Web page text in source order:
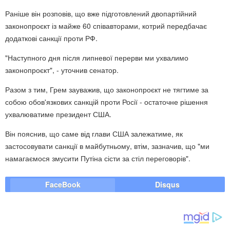
Раніше він розповів, що вже підготовлений двопартійний
законопроєкт із майже 60 співавторами, котрий передбачає
додаткові санкції проти РФ.
"Наступного дня після липневої перерви ми ухвалимо
законопроєкт", - уточнив сенатор.
Разом з тим, Грем зауважив, що законопроєкт не тягтиме за
собою обов'язкових санкцій проти Росії - остаточне рішення
ухвалюватиме президент США.
Він пояснив, що саме від глави США залежатиме, як
застосовувати санкції в майбутньому, втім, зазначив, що "ми
намагаємося змусити Путіна сісти за стіл переговорів".
FaceBook Disqus